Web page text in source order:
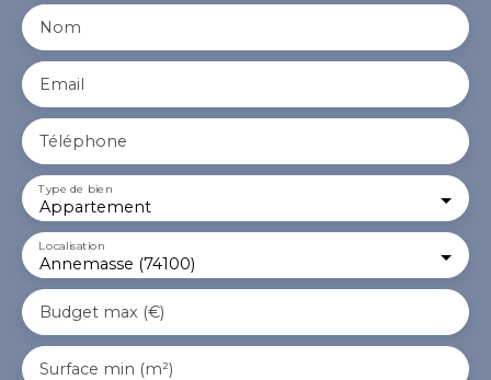
Nom
Email
Téléphone
Appartement
Type de bien
Annemasse (74100)
Localisation
Budget max (€)
Surface min (m²)